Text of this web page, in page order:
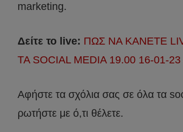
marketing.
Δείτε το live: ΠΩΣ ΝΑ ΚΑΝΕΤΕ
ΤΑ SOCIAL MEDIA 19.00 16-01-
Αφήστε τα σχόλια σας σε όλα τα
ρωτήστε με ό,τι θέλετε.